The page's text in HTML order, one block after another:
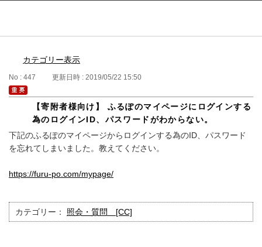
ふるぽ featuring ふるさとチョイスはじめて
カテゴリー表示
No : 447 更新日時 : 2019/05/22 15:50
【寄附者様向け】 ふるぽのマイページにログインする
為のログインID、パスワードがわからない。
下記のふるぽのマイページからログインする為のID、パスワード
を忘れてしまいました。教えてください。
https://furu-po.com/mypage/
カテゴリー： 照会・質問 [CC]